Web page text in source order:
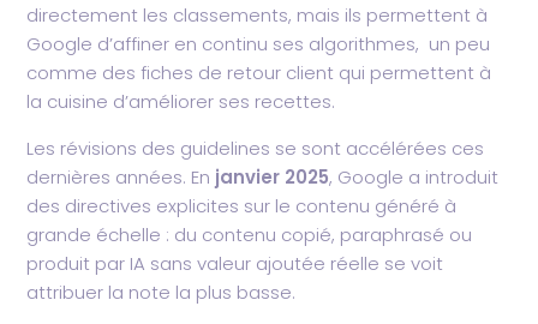
directement les classements, mais ils permettent à
Google d’affiner en continu ses algorithmes, un peu
comme des fiches de retour client qui permettent à
la cuisine d’améliorer ses recettes.
Les révisions des guidelines se sont accélérées ces
dernières années. En janvier 2025, Google a introduit
des directives explicites sur le contenu généré à
grande échelle : du contenu copié, paraphrasé ou
produit par IA sans valeur ajoutée réelle se voit
attribuer la note la plus basse.